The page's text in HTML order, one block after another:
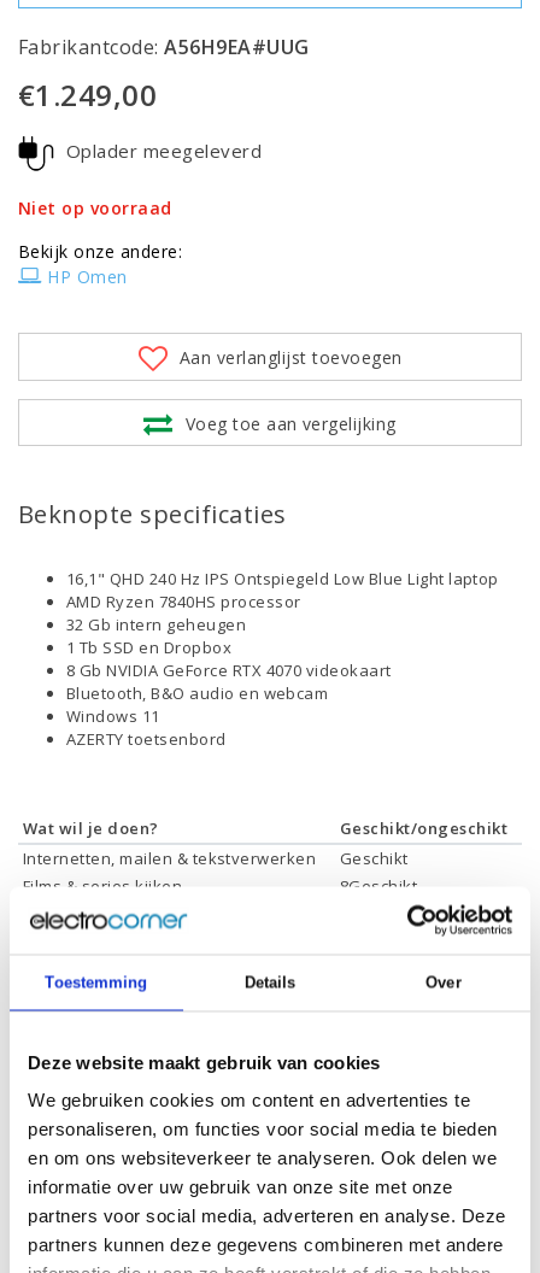
Toestemming Details Over
Deze website maakt gebruik van cookies
We gebruiken cookies om content en advertenties te
personaliseren, om functies voor social media te bieden
en om ons websiteverkeer te analyseren. Ook delen we
informatie over uw gebruik van onze site met onze
partners voor social media, adverteren en analyse. Deze
partners kunnen deze gegevens combineren met andere
Fabrikantcode:A56H9EA#UUG
€1.249,00
Oplader meegeleverd
Niet op voorraad
Bekijk onze andere:
HP Omen
Aan verlanglijst toevoegen
Voeg toe aan vergelijking
Beknopte specificaties
16,1" QHD 240 Hz IPS Ontspiegeld Low Blue Light laptop
AMD Ryzen 7840HS processor
32 Gb intern geheugen
1 Tb SSD en Dropbox
8 Gb NVIDIA GeForce RTX 4070 videokaart
Bluetooth, B&O audio en webcam
Windows 11
AZERTY toetsenbord
Wat wil je doen?
Geschikt/ongeschikt
Internetten, mailen & tekstverwerken
Geschikt
Films & series kijken
8Geschikt
Foto's bewerken
Geschikt
* Systeemvereisten zijn sterk afhankelijk van de games die u wilt spelen,
Specificaties
Schermdiagonaal:
16.1 inch (40,9 cm)
Scherm resolutie:
2560 x 1440 (QHD)